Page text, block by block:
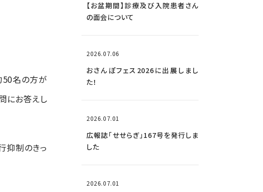
名の方が
にお答えし
抑制のきっ
【お盆期間】診療及び入院患者さん
の面会について
2026.07.06
おさんぽフェス2026に出展しまし
た！
2026.07.01
広報誌「せせらぎ」167号を発行しま
した
2026.07.01